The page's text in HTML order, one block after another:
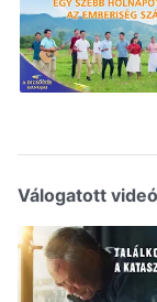
Válogatott